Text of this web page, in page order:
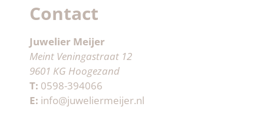
Contact
Juwelier Meijer
Meint Veningastraat 12
9601 KG Hoogezand
T: 0598-394066
E: info@juweliermeijer.nl